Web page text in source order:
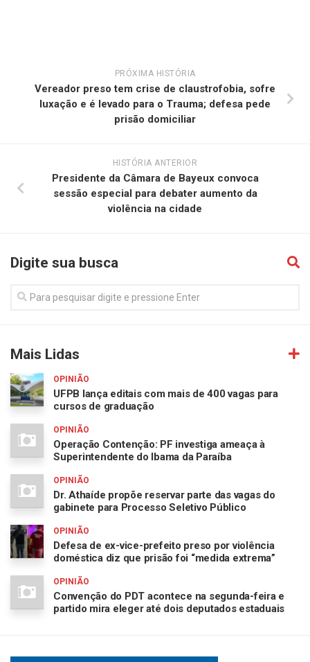
PRÓXIMA HISTÓRIA
Vereador preso tem crise de claustrofobia, sofre
luxação e é levado para o Trauma; defesa pede
prisão domiciliar
HISTÓRIA ANTERIOR
Presidente da Câmara de Bayeux convoca
sessão especial para debater aumento da
violência na cidade
Digite sua busca
Mais Lidas
OPINIÃO
UFPB lança editais com mais de 400 vagas para
cursos de graduação
OPINIÃO
Operação Contenção: PF investiga ameaça à
Superintendente do Ibama da Paraíba
OPINIÃO
Dr. Athaíde propõe reservar parte das vagas do
gabinete para Processo Seletivo Público
OPINIÃO
Defesa de ex-vice-prefeito preso por violência
doméstica diz que prisão foi “medida extrema”
OPINIÃO
Convenção do PDT acontece na segunda-feira e
partido mira eleger até dois deputados estaduais